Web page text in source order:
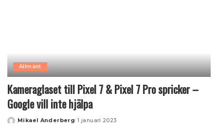
Allmänt
Kameraglaset till Pixel 7 & Pixel 7 Pro spricker –
Google vill inte hjälpa
Posted
Mikael Anderberg 1 januari 2023